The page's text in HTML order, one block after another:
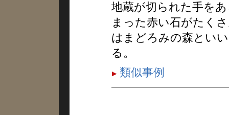
地蔵が切られた手を
まった赤い石がたく
はまどろみの森とい
る。
類似事例